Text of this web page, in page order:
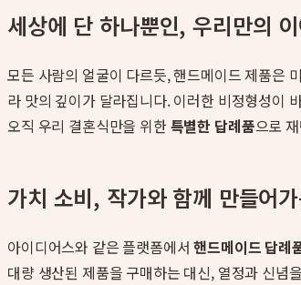
세상에 단 하나뿐인, 우리만의
모든 사람의 얼굴이 다르듯, 핸드메이드 제품은
라 맛의 깊이가 달라집니다. 이러한 비정형성이
오직 우리 결혼식만을 위한특별한 답례품으로
가치 소비, 작가와 함께 만들어
아이디어스와 같은 플랫폼에서핸드메이드 답례
대량 생산된 제품을 구매하는 대신, 열정과 신념